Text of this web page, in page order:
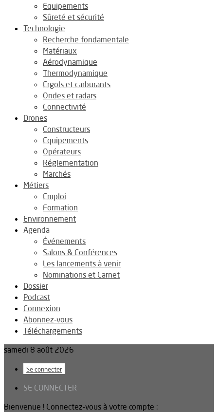
Equipements
Sûreté et sécurité
Technologie
Recherche fondamentale
Matériaux
Aérodynamique
Thermodynamique
Ergols et carburants
Ondes et radars
Connectivité
Drones
Constructeurs
Equipements
Opérateurs
Réglementation
Marchés
Métiers
Emploi
Formation
Environnement
Agenda
Événements
Salons & Conférences
Les lancements à venir
Nominations et Carnet
Dossier
Podcast
Connexion
Abonnez-vous
Téléchargements
samedi 8 août 2026
Se connecter
SE CONNECTER
Bienvenue ! Connectez-vous à votre compte :